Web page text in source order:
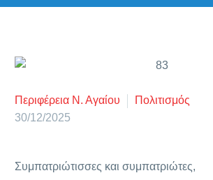
Περιφέρεια Ν. Αγαίου
Πολιτισμός
30/12/2025
Συμπατριώτισσες και συμπατριώτες,